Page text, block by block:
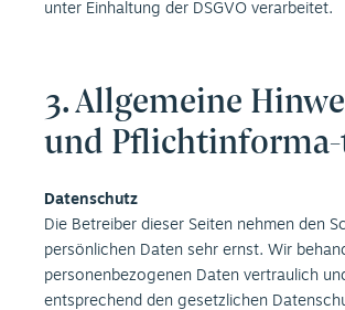
unter Einhaltung der DSGVO verarbeitet.
3. Allgemeine
und Pflichtinforma-
Datenschutz
Die Betreiber dieser Seiten nehmen den
persönlichen Daten sehr ernst. Wir
personenbezogenen Daten vertraulich
entsprechend den gesetzlichen